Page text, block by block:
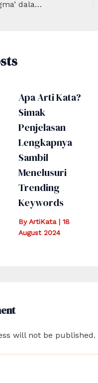
Apa Arti Kata ‘Paradigma’ dalam Dunia Akademis?
Apa Arti Kata?
Simak
Penjelasan
Lengkapnya
Sambil
Menelusuri
Trending
Keywords
ByArtiKata | 18
August 2024
will not be published.